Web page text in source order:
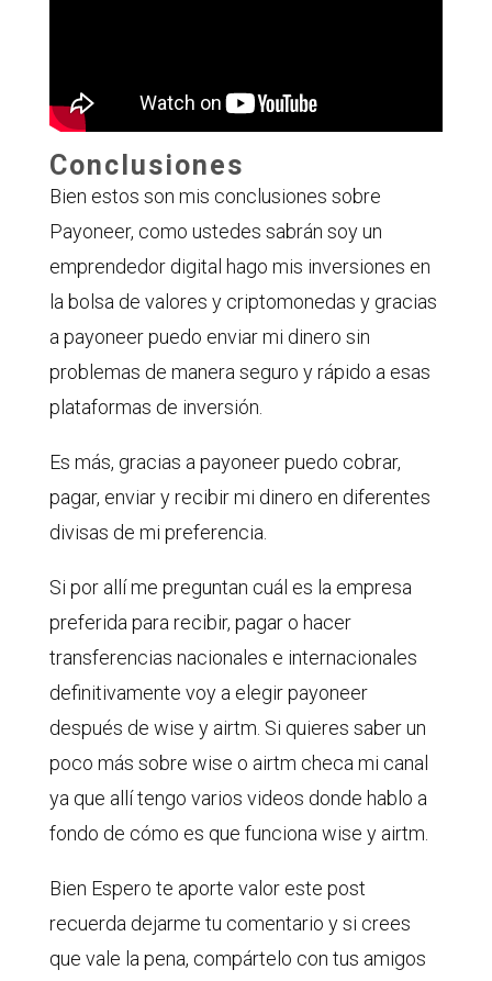
Conclusiones
Bien estos son mis conclusiones sobre
Payoneer, como ustedes sabrán soy un
emprendedor digital hago mis inversiones en
la bolsa de valores y criptomonedas y gracias
a payoneer puedo enviar mi dinero sin
problemas de manera seguro y rápido a esas
plataformas de inversión.
Es más, gracias a payoneer puedo cobrar,
pagar, enviar y recibir mi dinero en diferentes
divisas de mi preferencia.
Si por allí me preguntan cuál es la empresa
preferida para recibir, pagar o hacer
transferencias nacionales e internacionales
definitivamente voy a elegir payoneer
después de wise y airtm. Si quieres saber un
poco más sobre wise o airtm checa mi canal
ya que allí tengo varios videos donde hablo a
fondo de cómo es que funciona wise y airtm.
Bien Espero te aporte valor este post
recuerda dejarme tu comentario y si crees
que vale la pena, compártelo con tus amigos